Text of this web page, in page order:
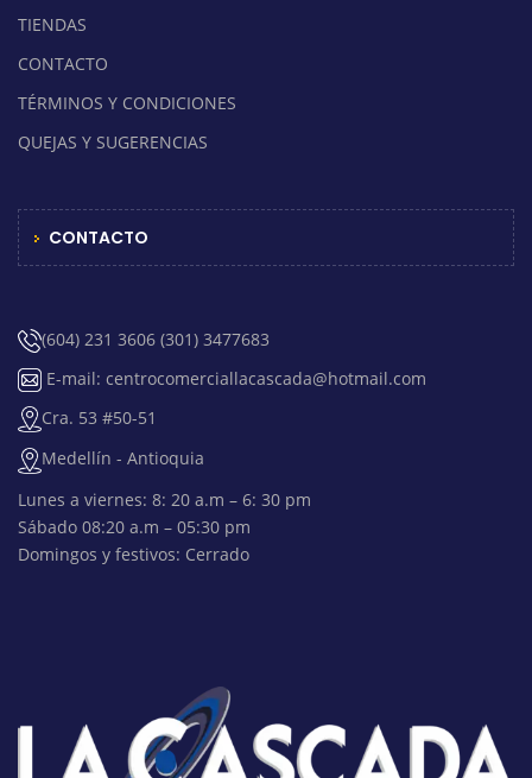
TIENDAS
CONTACTO
TÉRMINOS Y CONDICIONES
QUEJAS Y SUGERENCIAS
CONTACTO
(604) 231 3606 (301) 3477683
E-mail: centrocomerciallacascada@hotmail.com
Cra. 53 #50-51
Medellín - Antioquia
Lunes a viernes: 8: 20 a.m – 6: 30 pm
Sábado 08:20 a.m – 05:30 pm
Domingos y festivos: Cerrado